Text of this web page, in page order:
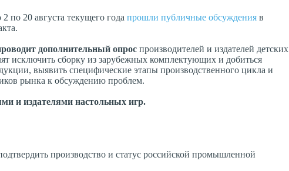
по 20 августа текущего года прошли публичные обсуждения в
дополнительный опрос производителей и издателей детских
исключить сборку из зарубежных комплектующих и добиться
выявить специфические этапы производственного цикла и
рынка к обсуждению проблем.
и издателями настольных игр.
производство и статус российской промышленной